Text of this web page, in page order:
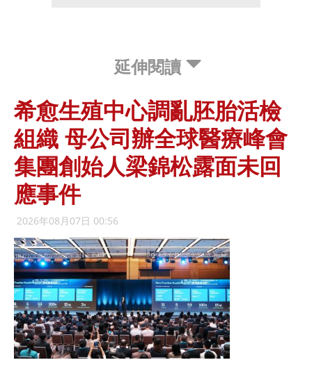
延伸閱讀
希愈生殖中心調亂胚胎活檢
組織 母公司辦全球醫療峰會
集團創始人梁錦松露面未回
應事件
2026年08月07日 00:56